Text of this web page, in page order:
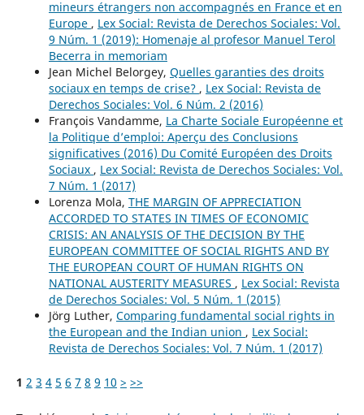
mineurs étrangers non accompagnés en France et en
Europe , Lex Social: Revista de Derechos Sociales: Vol.
9 Núm. 1 (2019): Homenaje al profesor Manuel Terol
Becerra in memoriam
Jean Michel Belorgey, Quelles garanties des droits
sociaux en temps de crise? , Lex Social: Revista de
Derechos Sociales: Vol. 6 Núm. 2 (2016)
François Vandamme, La Charte Sociale Européenne et
la Politique d’emploi: Aperçu des Conclusions
significatives (2016) Du Comité Européen des Droits
Sociaux , Lex Social: Revista de Derechos Sociales: Vol.
7 Núm. 1 (2017)
Lorenza Mola, THE MARGIN OF APPRECIATION
ACCORDED TO STATES IN TIMES OF ECONOMIC
CRISIS: AN ANALYSIS OF THE DECISION BY THE
EUROPEAN COMMITTEE OF SOCIAL RIGHTS AND BY
THE EUROPEAN COURT OF HUMAN RIGHTS ON
NATIONAL AUSTERITY MEASURES , Lex Social: Revista
de Derechos Sociales: Vol. 5 Núm. 1 (2015)
Jörg Luther, Comparing fundamental social rights in
the European and the Indian union , Lex Social:
Revista de Derechos Sociales: Vol. 7 Núm. 1 (2017)
1 2 3 4 5 6 7 8 9 10 > >>